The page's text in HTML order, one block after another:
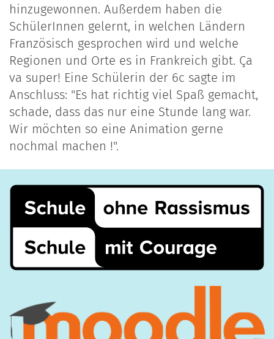
hinzugewonnen. Außerdem haben die
SchülerInnen gelernt, in welchen Ländern
Französisch gesprochen wird und welche
Regionen und Orte es in Frankreich gibt. Ça
va super! Eine Schülerin der 6c sagte im
Anschluss: "Es hat richtig viel Spaß gemacht,
schade, dass das nur eine Stunde lang war.
Wir möchten so eine Animation gerne
nochmal machen !".